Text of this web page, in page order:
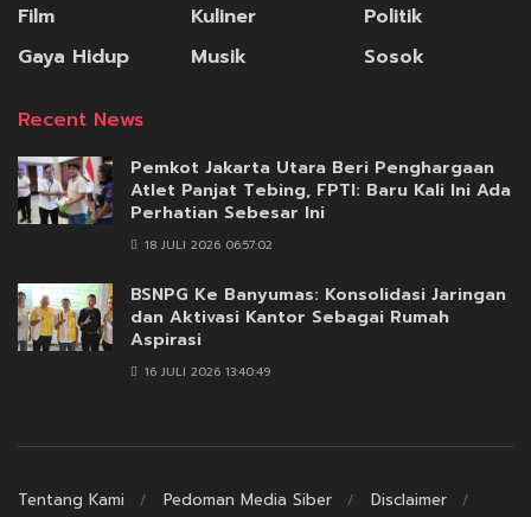
Film
Gaya Hidup
Kuliner
Musik
Politik
Sosok
Recent News
Pemkot Jakarta Utara Beri Penghargaan
Atlet Panjat Tebing, FPTI: Baru Kali Ini Ada
Perhatian Sebesar Ini
18 JULI 2026 06:57:02
BSNPG Ke Banyumas: Konsolidasi Jaringan
dan Aktivasi Kantor Sebagai Rumah
Aspirasi
16 JULI 2026 13:40:49
Tentang Kami Pedoman Media Siber
Disclaimer